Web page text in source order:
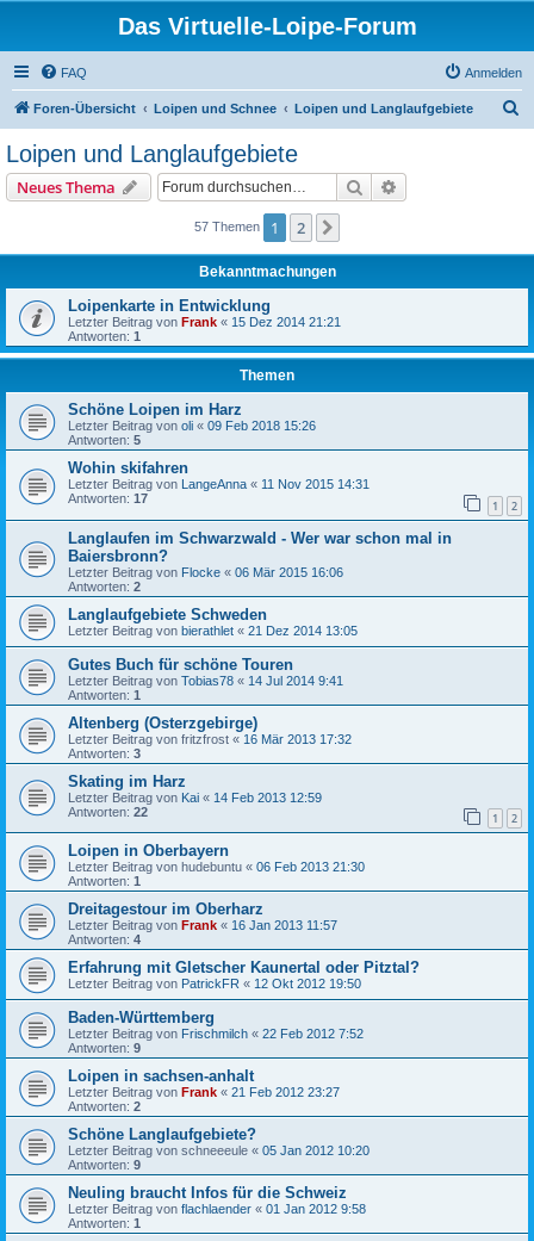
Das Virtuelle-Loipe-Forum
FAQ Anmelden
Foren-Übersicht Loipen und Schnee Loipen und Langlaufgebiete
Loipen und Langlaufgebiete
Neues Thema Suche
57 Themen 1 2
Bekanntmachungen
Loipenkarte in Entwicklung
Letzter Beitrag von Frank « 15 Dez 2014 21:21
Antworten: 1
Themen
Schöne Loipen im Harz
Letzter Beitrag von oli « 09 Feb 2018 15:26
Antworten: 5
Wohin skifahren
Letzter Beitrag von LangeAnna « 11 Nov 2015 14:31
Antworten: 17 1 2
Langlaufen im Schwarzwald - Wer war schon mal in
Baiersbronn?
Letzter Beitrag von Flocke « 06 Mär 2015 16:06
Antworten: 2
Langlaufgebiete Schweden
Letzter Beitrag von bierathlet « 21 Dez 2014 13:05
Gutes Buch für schöne Touren
Letzter Beitrag von Tobias78 « 14 Jul 2014 9:41
Antworten: 1
Altenberg (Osterzgebirge)
Letzter Beitrag von fritzfrost « 16 Mär 2013 17:32
Antworten: 3
Skating im Harz
Letzter Beitrag von Kai « 14 Feb 2013 12:59
Antworten: 22 1 2
Loipen in Oberbayern
Letzter Beitrag von hudebuntu « 06 Feb 2013 21:30
Antworten: 1
Dreitagestour im Oberharz
Letzter Beitrag von Frank « 16 Jan 2013 11:57
Antworten: 4
Erfahrung mit Gletscher Kaunertal oder Pitztal?
Letzter Beitrag von PatrickFR « 12 Okt 2012 19:50
Baden-Württemberg
Letzter Beitrag von Frischmilch « 22 Feb 2012 7:52
Antworten: 9
Loipen in sachsen-anhalt
Letzter Beitrag von Frank « 21 Feb 2012 23:27
Antworten: 2
Schöne Langlaufgebiete?
Letzter Beitrag von schneeeule « 05 Jan 2012 10:20
Antworten: 9
Neuling braucht Infos für die Schweiz
Letzter Beitrag von flachlaender « 01 Jan 2012 9:58
Antworten: 1